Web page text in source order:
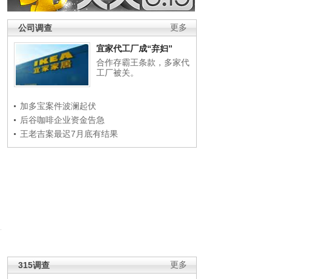
更多
公司调查
宜家代工厂成“弃妇”
合作存霸王条款，多家代
工厂被关。
加多宝案件波澜起伏
后谷咖啡企业资金告急
王老吉案最迟7月底有结果
更多
315调查